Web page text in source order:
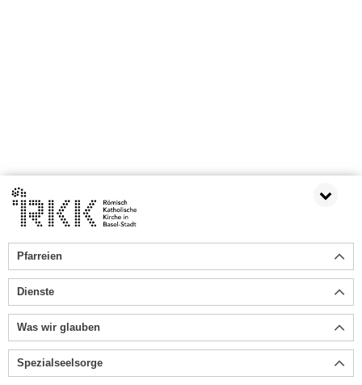
Pfarreien
Dienste
Was wir glauben
Spezialseelsorge